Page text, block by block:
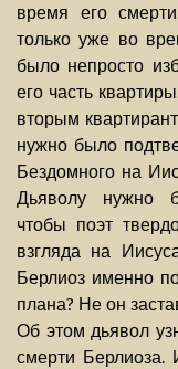
время его
только уже во
было непросто
его часть
вторым
нужно было
Бездомного на
Дьяволу нужно
чтобы поэт
взгляда на
Берлиоз именно
плана? Не он
Об этом дьявол
смерти Берлиоза.